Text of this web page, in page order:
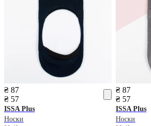
₴ 87
₴ 57
ISSA Plus
Носки
₴ 87
₴ 57
ISSA Plus
Носки